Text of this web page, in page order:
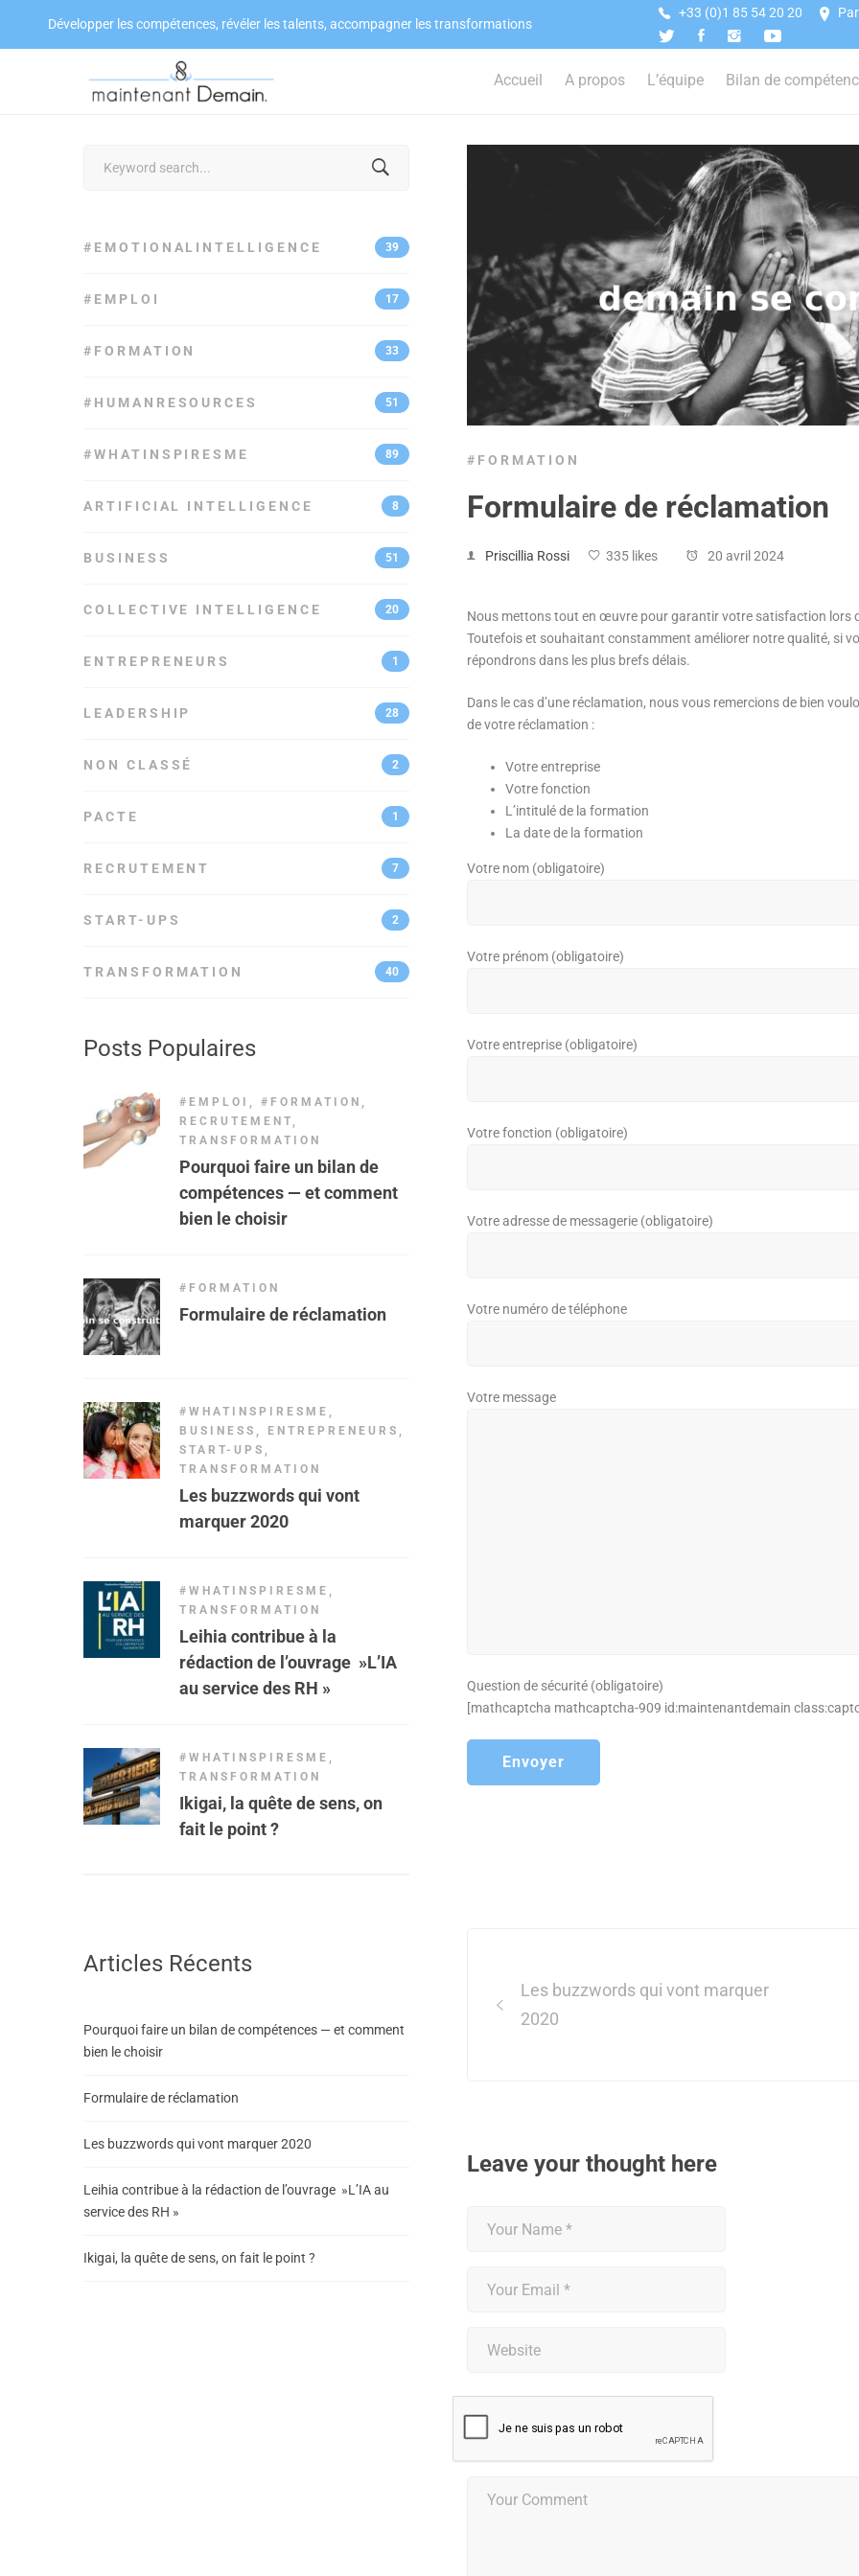
Développer les compétences, révéler les talents, accompagner les transformations
+33 (0)1 85 54 20 20
Accueil A propos L’équipe Bilan de
#EMOTIONALINTELLIGENCE 39
#EMPLOI 17
#FORMATION 33
#HUMANRESOURCES 51
#WHATINSPIRESME 89
ARTIFICIAL INTELLIGENCE 8
BUSINESS 51
COLLECTIVE INTELLIGENCE 20
ENTREPRENEURS 1
LEADERSHIP 28
NON CLASSÉ 2
PACTE 1
RECRUTEMENT 7
START-UPS 2
TRANSFORMATION 40
Posts Populaires
#EMPLOI , #FORMATION ,
RECRUTEMENT ,
TRANSFORMATION
Pourquoi faire un bilan de
compétences — et comment
bien le choisir
#FORMATION
Formulaire de réclamation
#WHATINSPIRESME ,
BUSINESS , ENTREPRENEURS ,
START-UPS ,
TRANSFORMATION
Les buzzwords qui vont
marquer 2020
#WHATINSPIRESME ,
TRANSFORMATION
Leihia contribue à la
rédaction de l’ouvrage »L’IA
au service des RH »
#WHATINSPIRESME ,
TRANSFORMATION
Ikigai, la quête de sens, on
fait le point ?
Articles Récents
Pourquoi faire un bilan de compétences — et comment
bien le choisir
Formulaire de réclamation
Les buzzwords qui vont marquer 2020
Leihia contribue à la rédaction de l’ouvrage »L’IA au
service des RH »
Ikigai, la quête de sens, on fait le point ?
#FORMATION
Formulaire de réclamation
Priscillia Rossi 335 likes 20 avril 2024
Nous mettons tout en œuvre pour garantir votre satisfaction lors
Toutefois et souhaitant constamment améliorer notre qualité, si
répondrons dans les plus brefs délais.
Dans le cas d’une réclamation, nous vous remercions de bien
de votre réclamation :
Votre entreprise
Votre fonction
L’intitulé de la formation
La date de la formation
Votre nom (obligatoire)
Votre prénom (obligatoire)
Votre entreprise (obligatoire)
Votre fonction (obligatoire)
Votre adresse de messagerie (obligatoire)
Votre numéro de téléphone
Votre message
Question de sécurité (obligatoire)
[mathcaptcha mathcaptcha-909 id:maintenantdemain
Les buzzwords qui vont marquer
2020
Leave your thought here